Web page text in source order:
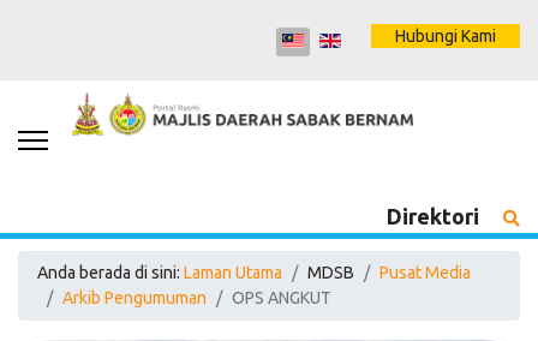
Hubungi Kami
Direktori
Anda berada di sini: Laman Utama MDSB
Pusat Media
Arkib Pengumuman
OPS ANGKUT